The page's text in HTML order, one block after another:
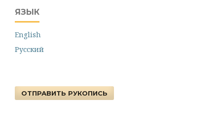
ЯЗЫК
English
Русский
ОТПРАВИТЬ РУКОПИСЬ